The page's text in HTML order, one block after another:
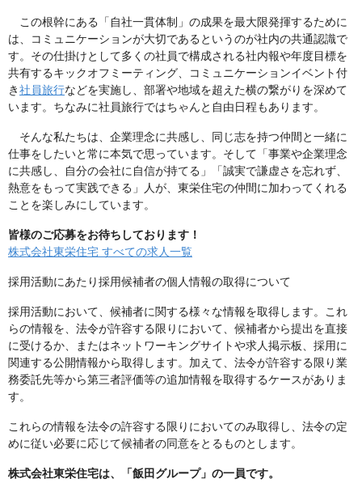
この根幹にある「自社一貫体制」の成果を最大限発揮するために
は、コミュニケーションが大切であるというのが社内の共通認識で
す。その仕掛けとして多くの社員で構成される社内報や年度目標を
共有するキックオフミーティング、コミュニケーションイベント付
き社員旅行などを実施し、部署や地域を超えた横の繋がりを深めて
います。ちなみに社員旅行ではちゃんと自由日程もあります。
そんな私たちは、企業理念に共感し、同じ志を持つ仲間と一緒に
仕事をしたいと常に本気で思っています。そして「事業や企業理念
に共感し、自分の会社に自信が持てる」「誠実で謙虚さを忘れず、
熱意をもって実践できる」人が、東栄住宅の仲間に加わってくれる
ことを楽しみにしています。
皆様のご応募をお待ちしております！
株式会社東栄住宅 すべての求人一覧
採用活動にあたり採用候補者の個人情報の取得について
採用活動において、候補者に関する様々な情報を取得します。これ
らの情報を、法令が許容する限りにおいて、候補者から提出を直接
に受けるか、またはネットワーキングサイトや求人掲示板、採用に
関連する公開情報から取得します。加えて、法令が許容する限り業
務委託先等から第三者評価等の追加情報を取得するケースがありま
す。
これらの情報を法令の許容する限りにおいてのみ取得し、法令の定
めに従い必要に応じて候補者の同意をとるものとします。
株式会社東栄住宅は、「飯田グループ」の一員です。